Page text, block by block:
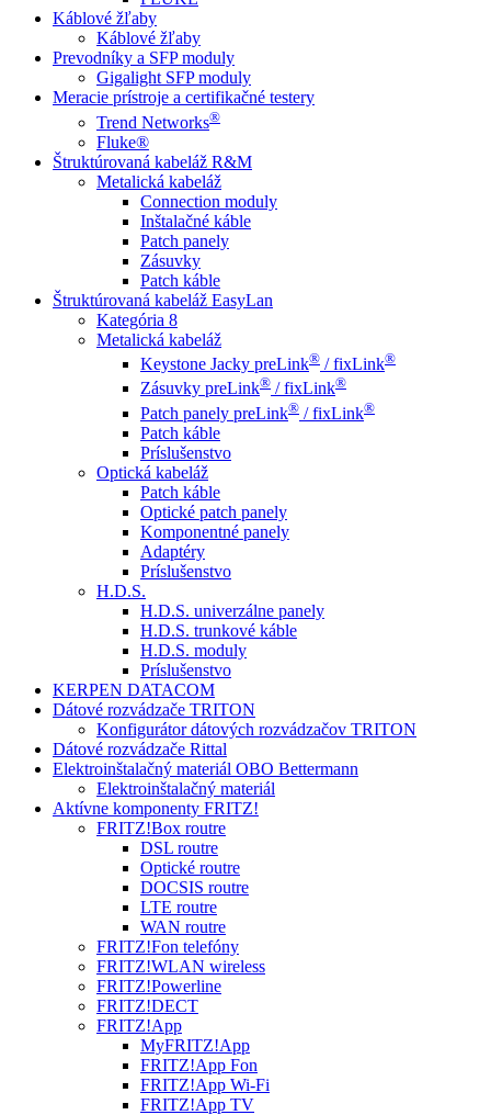
Káblové žľaby
Káblové žľaby
Prevodníky a SFP moduly
Gigalight SFP moduly
Meracie prístroje a certifikačné testery
Trend Networks®
Fluke®
Štruktúrovaná kabeláž R&M
Metalická kabeláž
Connection moduly
Inštalačné káble
Patch panely
Zásuvky
Patch káble
Štruktúrovaná kabeláž EasyLan
Kategória 8
Metalická kabeláž
Keystone Jacky preLink® / fixLink®
Zásuvky preLink® / fixLink®
Patch panely preLink® / fixLink®
Patch káble
Príslušenstvo
Optická kabeláž
Patch káble
Optické patch panely
Komponentné panely
Adaptéry
Príslušenstvo
H.D.S.
H.D.S. univerzálne panely
H.D.S. trunkové káble
H.D.S. moduly
Príslušenstvo
KERPEN DATACOM
Dátové rozvádzače TRITON
Konfigurátor dátových rozvádzačov TRITON
Dátové rozvádzače Rittal
Elektroinštalačný materiál OBO Bettermann
Elektroinštalačný materiál
Aktívne komponenty FRITZ!
FRITZ!Box routre
DSL routre
Optické routre
DOCSIS routre
LTE routre
WAN routre
FRITZ!Fon telefóny
FRITZ!WLAN wireless
FRITZ!Powerline
FRITZ!DECT
FRITZ!App
MyFRITZ!App
FRITZ!App Fon
FRITZ!App Wi-Fi
FRITZ!App TV